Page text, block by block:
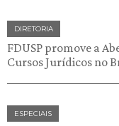
DIRETORIA
FDUSP promove a
Cursos Jurídicos no
ESPECIAIS